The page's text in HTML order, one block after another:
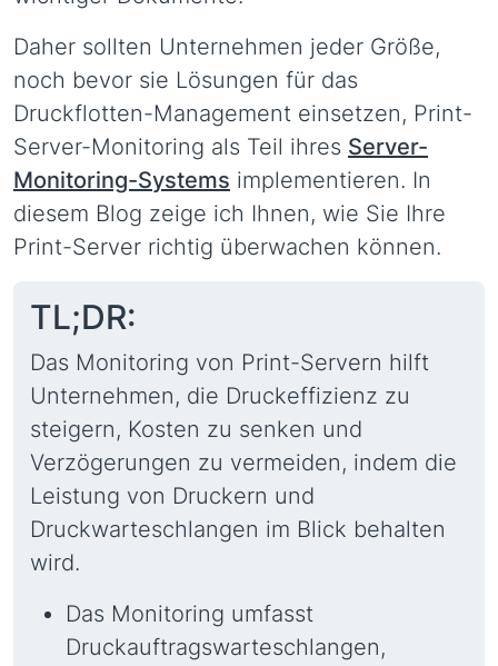
Daher sollten Unternehmen jeder Größe,
noch bevor sie Lösungen für das
Druckflotten-Management einsetzen, Print-
Server-Monitoring als Teil ihres Server-
Monitoring-Systems implementieren. In
diesem Blog zeige ich Ihnen, wie Sie Ihre
Print-Server richtig überwachen können.
TL;DR:
Das Monitoring von Print-Servern hilft
Unternehmen, die Druckeffizienz zu
steigern, Kosten zu senken und
Verzögerungen zu vermeiden, indem die
Leistung von Druckern und
Druckwarteschlangen im Blick behalten
wird.
Das Monitoring umfasst
Druckauftragswarteschlangen,